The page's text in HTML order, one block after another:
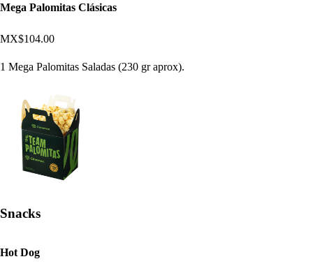
Mega Palomitas Clásicas
MX$104.00
1 Mega Palomitas Saladas (230 gr aprox).
Snacks
Hot Dog